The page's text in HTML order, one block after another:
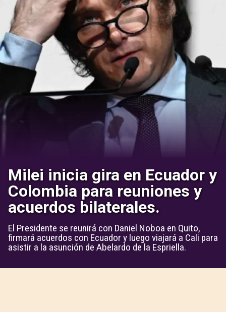
Milei inicia gira en Ecuador y
Colombia para reuniones y
acuerdos bilaterales.
El Presidente se reunirá con Daniel Noboa en Quito,
firmará acuerdos con Ecuador y luego viajará a Cali para
asistir a la asunción de Abelardo de la Espriella.